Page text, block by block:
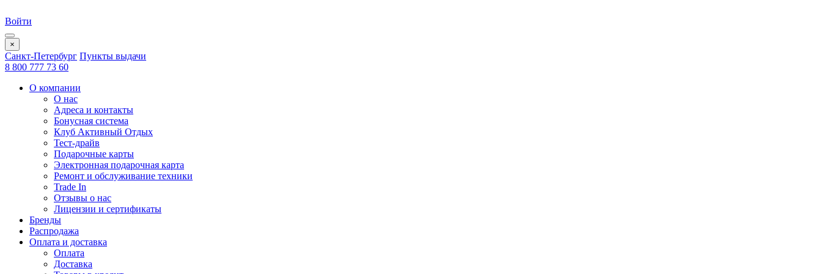
Войти
×
Санкт-Петербург Пункты выдачи
8 800 777 73 60
О компании
О нас
Адреса и контакты
Бонусная система
Клуб Активный Отдых
Тест-драйв
Подарочные карты
Электронная подарочная карта
Ремонт и обслуживание техники
Trade In
Отзывы о нас
Лицензии и сертификаты
Бренды
Распродажа
Оплата и доставка
Оплата
Доставка